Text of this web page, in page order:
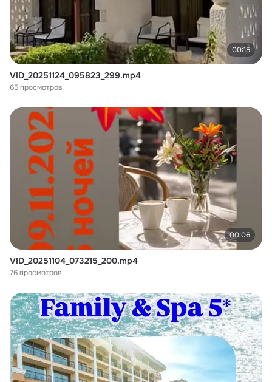
00:15
VID_20251124_095823_299.mp4
65 просмотров
00:06
VID_20251104_073215_200.mp4
76 просмотров